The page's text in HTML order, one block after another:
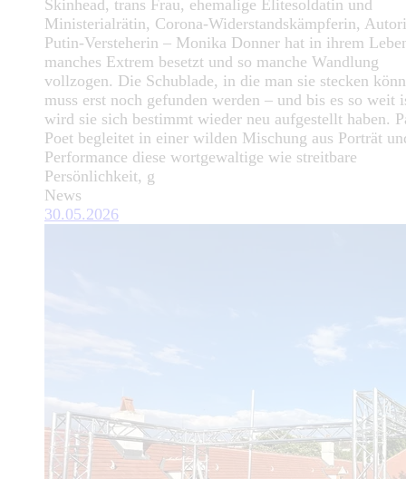
Skinhead, trans Frau, ehemalige Elitesoldatin und
Ministerialrätin, Corona-Widerstandskämpferin,
Putin-Versteherin – Monika Donner hat in ihrem
manches Extrem besetzt und so manche Wandlung
vollzogen. Die Schublade, in die man sie stecken
muss erst noch gefunden werden – und bis es so weit
wird sie sich bestimmt wieder neu aufgestellt haben.
Poet begleitet in einer wilden Mischung aus Porträt
Performance diese wortgewaltige wie streitbare
Persönlichkeit, g
News
30.05.2026